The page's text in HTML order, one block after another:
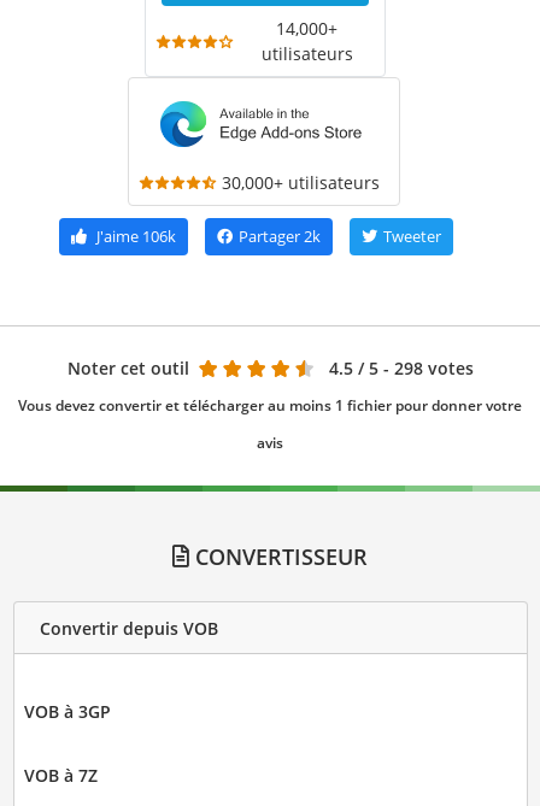
14,000+
utilisateurs
30,000+ utilisateurs
J'aime106k Partager2k Tweeter
Noter cet outil 4.5 / 5 - 298 votes
Vous devez convertir et télécharger au moins 1 fichier pour donner votre
avis
CONVERTISSEUR
Convertir depuis VOB
VOB à 3GP
VOB à 7Z